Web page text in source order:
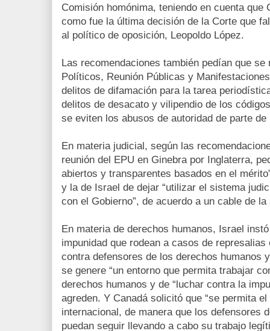
Comisión homónima, teniendo en cuenta
como fue la última decisión de la Corte que
al político de oposición, Leopoldo López.
Las recomendaciones también pedían que
Políticos, Reunión Públicas y
delitos de difamación para la tarea
delitos de desacato y vilipendio de los
se eviten los abusos de autoridad de parte
En materia judicial, según las
reunión del EPU en Ginebra por Inglaterra,
abiertos y transparentes basados en el
y la de Israel de dejar “utilizar el sistema
con el Gobierno”, de acuerdo a un cable de
En materia de derechos humanos, Israel
impunidad que rodean a casos de
contra defensores de los derechos humanos
se genere “un entorno que permita trabajar
derechos humanos y de “luchar contra la
agreden. Y Canadá solicitó que “se permita
internacional, de manera que los defensores
puedan seguir llevando a cabo su trabajo